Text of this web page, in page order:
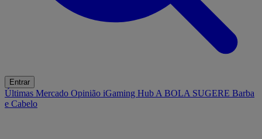
Entrar
Últimas Mercado Opinião iGaming Hub A BOLA SUGERE Barba
e Cabelo